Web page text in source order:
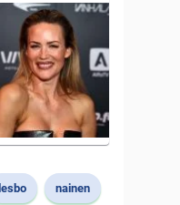
lesbo nainen